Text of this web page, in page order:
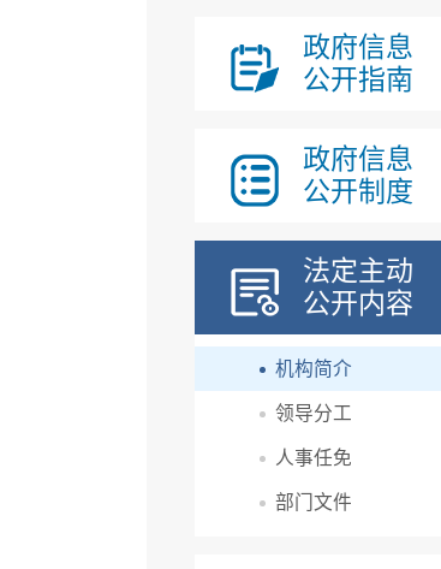
政府信息
公开指南
政府信息
公开制度
法定主动
公开内容
机构简介
领导分工
人事任免
部门文件